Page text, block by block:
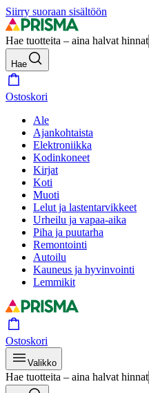
Siirry suoraan sisältöön
Hae tuotteita – aina halvat hinnat
Hae
Ostoskori
Ale
Ajankohtaista
Elektroniikka
Kodinkoneet
Kirjat
Koti
Muoti
Lelut ja lastentarvikkeet
Urheilu ja vapaa-aika
Piha ja puutarha
Remontointi
Autoilu
Kauneus ja hyvinvointi
Lemmikit
Ostoskori
Valikko
Hae tuotteita – aina halvat hinnat